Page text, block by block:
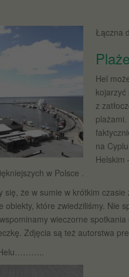
Łączna
Plaże
Hel
kojarzyć
z
plażami.
na Cyplu
Helskim
w Polsce .
się, że w sumie w krótkim
obiekty, które zwiedziliśmy. Nie
wieczorne
Zdjęcia są też autorstwa
Helu………..